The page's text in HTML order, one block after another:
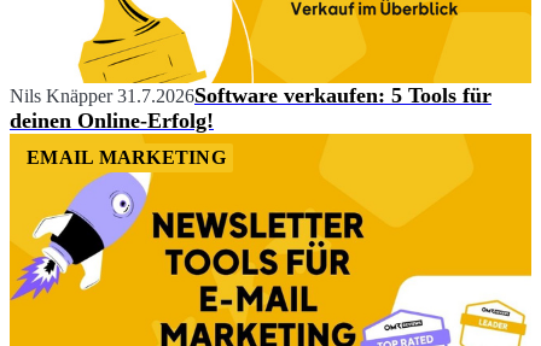
Nils Knäpper 31.7.2026Software verkaufen: 5 Tools für
deinen Online-Erfolg!
EMAIL MARKETING